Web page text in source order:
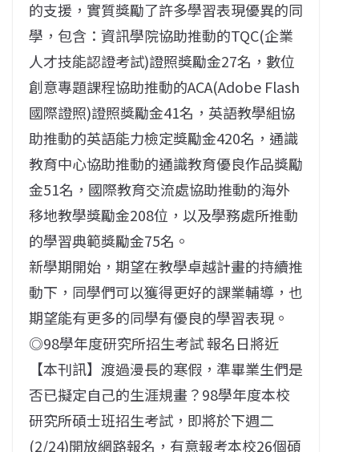
的支援，實質獎勵了許多學習表現優異的同
學，包含：資訊學院協助推動的TQC(企業
人才技能認證考試)證照獎勵金27名，數位
創意專題課程協助推動的ACA(Adobe Flash
國際證照)證照獎勵金41名，英語教學組協
助推動的英語能力檢定獎勵金420名，通識
教育中心協助推動的通識教育優良作品獎勵
金51名，國際教育交流處協助推動的海外
移地教學獎勵金208位，以及學務處所推動
的學習典範獎勵金75名。
新學期開始，期望在教學卓越計畫的持續推
動下，同學們可以獲得更好的課業輔導，也
期望能有更多的同學有優良的學習表現。
◎98學年度研究所招生考試 報名日將近
【本刊訊】渡過漫長的寒假，準畢業生們是
否已擬定自己的生涯規畫？98學年度本校
研究所碩士班招生考試，即將於下週二
(2/24)開放網路報名，有意報考本校26個碩